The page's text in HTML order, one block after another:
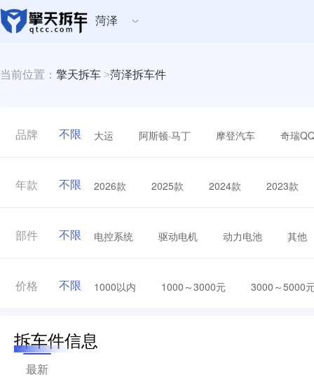
菏泽
当前位置： 擎天拆车 >菏泽拆车件
品牌 不限 大运 阿斯顿·马丁 摩登汽车 奇瑞
年款 不限 2026款 2025款 2024款 2023款
部件 不限 电控系统 驱动电机 动力电池 其他
价格 不限 1000以内 1000～3000元 3000～5000
拆车件信息
最新